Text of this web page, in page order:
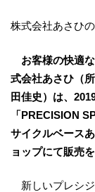
株式会社あさひ
お客様の快適
式会社あさひ（
田佳史）は、
「PRECISION
サイクルベース
ョップにて販売
新しいプレシジ